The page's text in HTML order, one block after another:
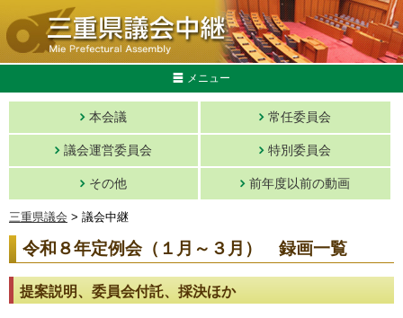
メニュー
本会議 常任委員会
議会運営委員会 特別委員会
その他 前年度以前の動画
三重県議会 > 議会中継
令和８年定例会（１月～３月） 録画一覧
提案説明、委員会付託、採決ほか